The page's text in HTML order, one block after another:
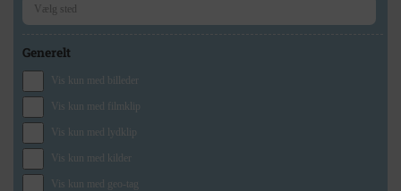
Generelt
Vis kun med billeder
Vis kun med filmklip
Vis kun med lydklip
Vis kun med kilder
Vis kun med geo-tag